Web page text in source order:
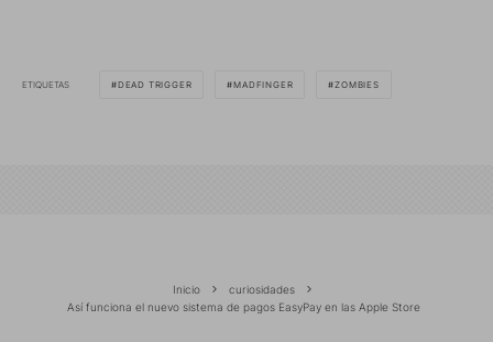
ETIQUETAS DEAD TRIGGER MADFINGER ZOMBIES
Inicio
curiosidades
Así funciona el nuevo sistema de pagos EasyPay en las Apple Store